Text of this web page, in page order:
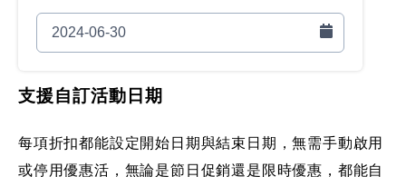
支援自訂活動日期
每項折扣都能設定開始日期與結束日期，無需手動啟用
或停用優惠活，無論是節日促銷還是限時優惠，都能自